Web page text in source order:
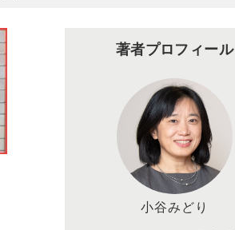
著者プロフィール
小谷みどり